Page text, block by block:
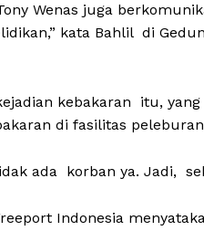
Wenas juga
kata Bahlil di
kebakaran itu,
di fasilitas
ada korban ya. Jadi,
Indonesia